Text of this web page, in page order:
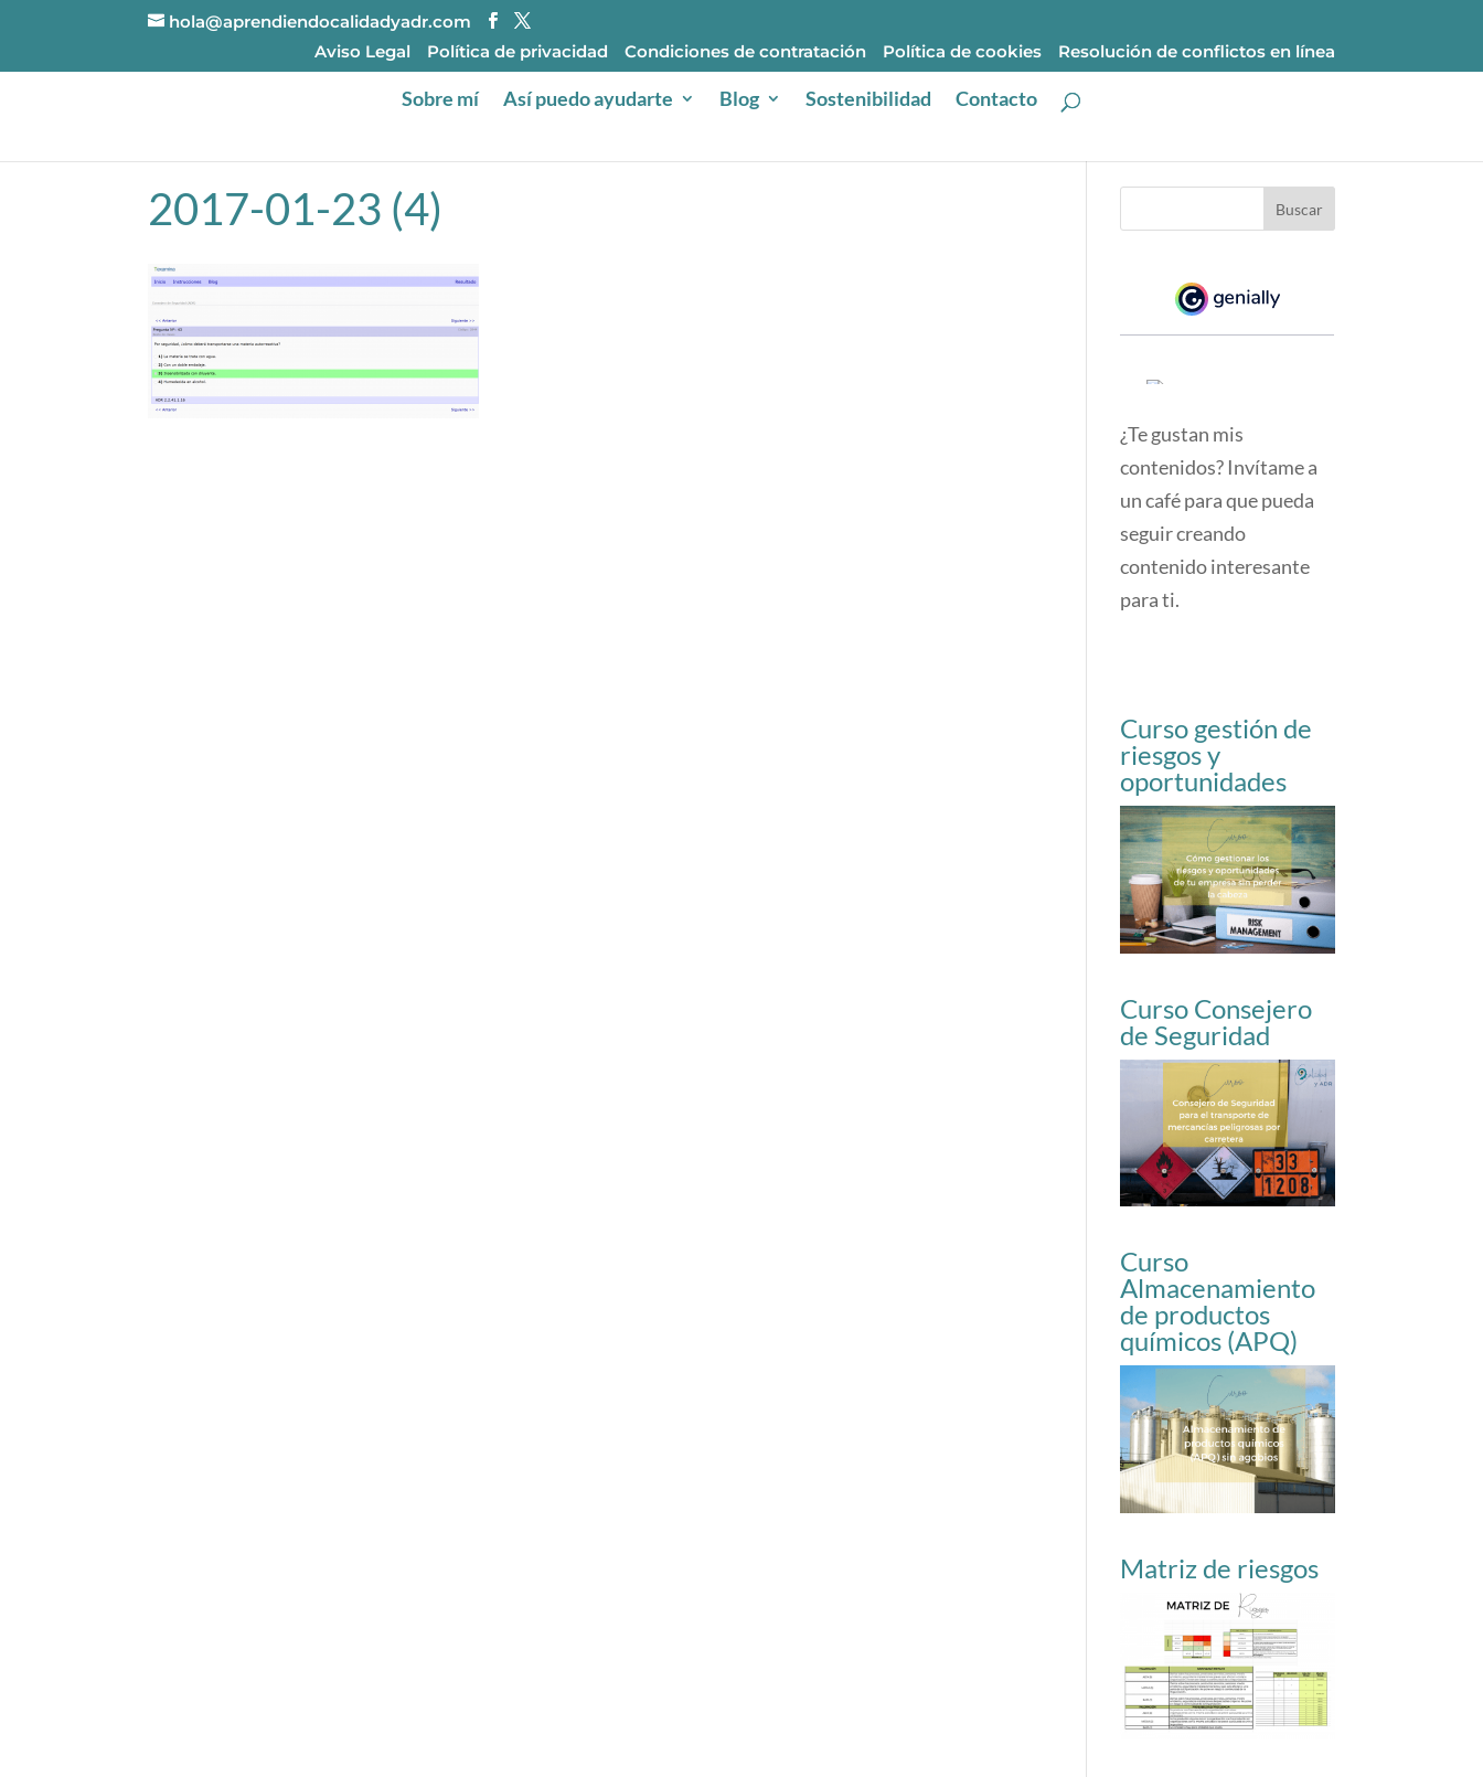
hola@aprendiendocalidadyadr.com
Aviso Legal
Política de privacidad Condiciones de contratación Política de cookies Resolución de conflictos en línea
Sobre mí Así puedo ayudarte Blog Sostenibilidad Contacto
2017-01-23 (4)
¿Te gustan mis
contenidos? Invítame a
un café para que pueda
seguir creando
contenido interesante
para ti.
Curso gestión de
riesgos y
oportunidades
Curso Consejero
de Seguridad
Curso
Almacenamiento
de productos
químicos (APQ)
Matriz de riesgos